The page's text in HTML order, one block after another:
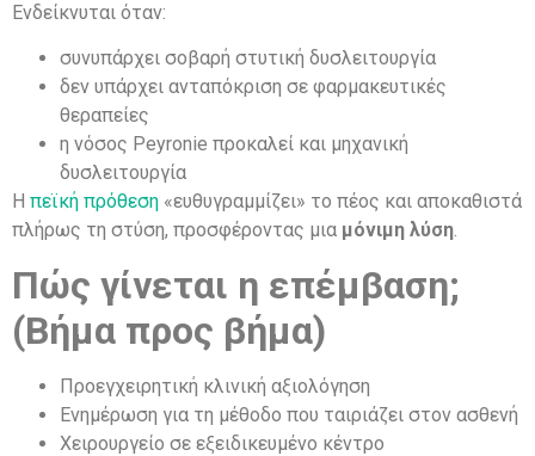
Ενδείκνυται όταν:
συνυπάρχει σοβαρή στυτική δυσλειτουργία
δεν υπάρχει ανταπόκριση σε φαρμακευτικές
θεραπείες
η νόσος Peyronie προκαλεί και μηχανική
δυσλειτουργία
Η πεϊκή πρόθεση «ευθυγραμμίζει» το πέος και αποκαθιστά
πλήρως τη στύση, προσφέροντας μια μόνιμη λύση.
Πώς γίνεται η επέμβαση;
(Βήμα προς βήμα)
Προεγχειρητική κλινική αξιολόγηση
Ενημέρωση για τη μέθοδο που ταιριάζει στον ασθενή
Χειρουργείο σε εξειδικευμένο κέντρο